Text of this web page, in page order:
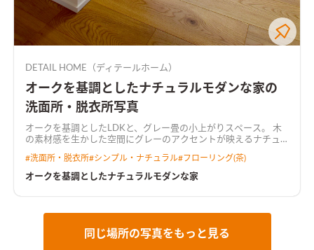
DETAIL HOME（ディテールホーム）
オークを基調としたナチュラルモダンな家の
洗面所・脱衣所写真
オークを基調としたLDKと、グレー畳の小上がりスペース。 木
の素材感を生かした空間にグレーのアクセントが映えるナチュ
#洗面所・脱衣所#シンプル・ナチュラル# フローリング(茶)
オークを基調としたナチュラルモダンな家
同じ場所の写真をもっと見る